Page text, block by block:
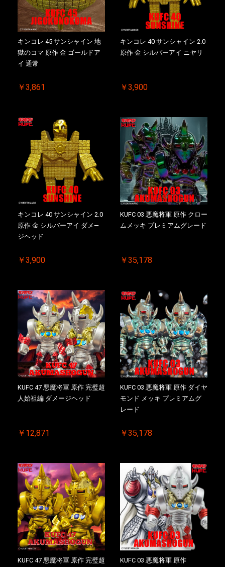
キンコレ 45 サンシャイン 地
獄のコマ 原作 金 ゴールドア
イ 通常
￥3,861
キンコレ 40 サンシャイン 2.0
原作 金 シルバーアイ ニヤリ
￥3,900
キンコレ 40 サンシャイン 2.0
原作 金 シルバーアイ ダメ―
ジヘッド
￥3,900
KUFC 03 悪魔将軍 原作 クロー
ムメッキ プレミアムグレード
￥35,178
KUFC 47 悪魔将軍 原作 完璧超
人始祖編 ダメージヘッド
￥12,871
KUFC 03 悪魔将軍 原作 ダイヤ
モンド メッキ プレミアムグ
レード
￥35,178
KUFC 47 悪魔将軍 原作 完璧超
KUFC 03 悪魔将軍 原作